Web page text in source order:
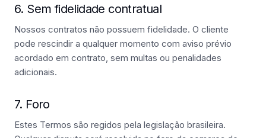
6. Sem fidelidade contratual
Nossos contratos não possuem fidelidade. O cliente
pode rescindir a qualquer momento com aviso prévio
acordado em contrato, sem multas ou penalidades
adicionais.
7. Foro
Estes Termos são regidos pela legislação brasileira.